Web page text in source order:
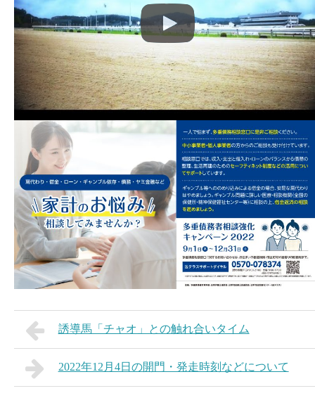
誘導馬「チャオ」との触れ合いタイム
2022年12月4日の開門・発走時刻などについて